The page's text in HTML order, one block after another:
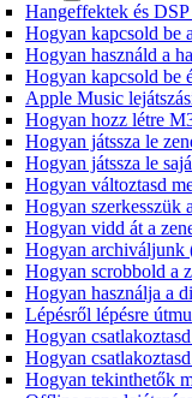
Hangeffektek és
Hogyan kapcsold be
Hogyan használd a
Hogyan kapcsold be
Apple Music
Hogyan hozz létre
Hogyan játssza le
Hogyan játssza le
Hogyan változtasd
Hogyan szerkesszük
Hogyan vidd át a
Hogyan archiváljunk
Hogyan scrobbold a
Hogyan használja a
Lépésről lépésre
Hogyan
Hogyan
Hogyan tekinthetők